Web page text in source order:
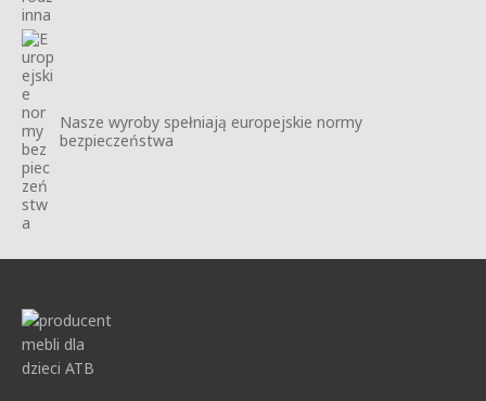
Nasze wyroby spełniają europejskie normy
bezpieczeństwa